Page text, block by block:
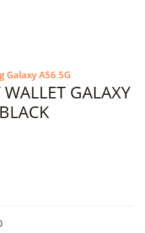
Galaxy A56 5G
GALAXY